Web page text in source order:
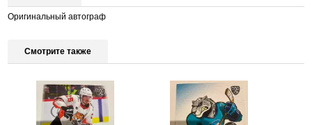
Оригинальный автограф
Смотрите также